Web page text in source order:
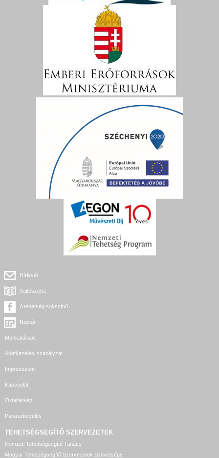
Hírlevél
Sajtószoba
A tehetség sokszínű
Naptár
Munkatársak
Adatkezelési szabályzat
Impresszum
Kapcsolat
Oldaltérkép
Panaszkezelés
TEHETSÉGSEGÍTŐ SZERVEZETEK
Nemzeti Tehetségsegítő Tanács
Magyar Tehetségsegítő Szervezetek Szövetsége